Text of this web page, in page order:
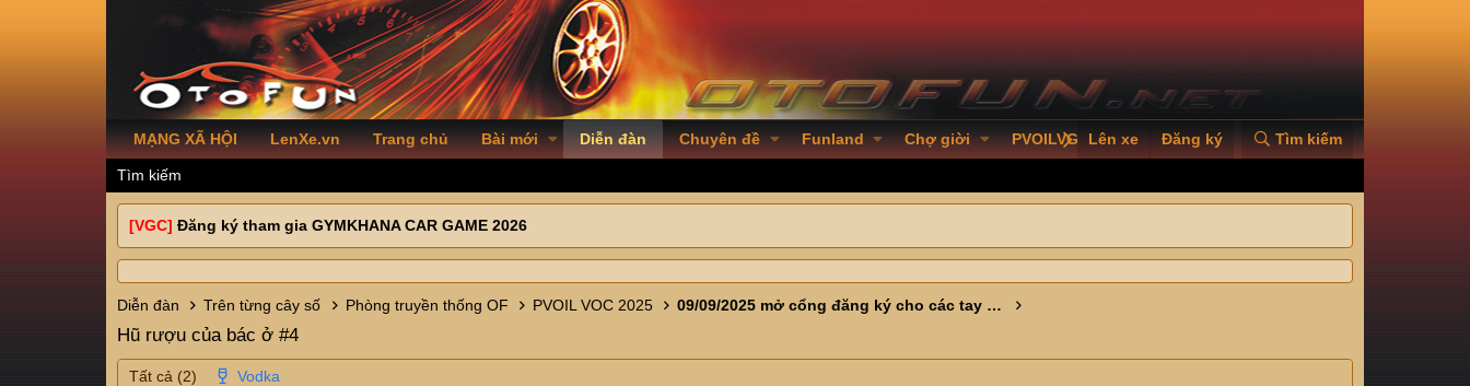
MẠNG XÃ HỘI LenXe.vn Trang chủ Bài mới Diễn đàn Chuyên đề Funland Chợ giời PVOILVGC2026
Lên xe Đăng ký Tìm kiếm
Tìm kiếm
[VGC] Đăng ký tham gia GYMKHANA CAR GAME 2026
Diễn đàn Trên từng cây số Phòng truyền thống OF PVOIL VOC 2025 09/09/2025 mở cổng đăng ký cho các tay đua đến với Giải Đua xe Ô tô Địa hình Việt Nam PVOIL Cup VOC 2025
Hũ rượu của bác ở #4
Tất cả (2)